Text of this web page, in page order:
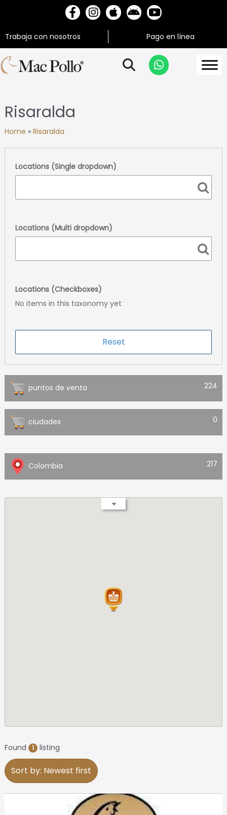
Trabaja con nosotros Pago en línea
Risaralda
Home » Risaralda
Locations (Single dropdown)
Locations (Multi dropdown)
Locations (Checkboxes)
No items in this taxonomy yet
puntos de venta 224
ciudades 0
Colombia 217
Found 1 listing
Sort by: Newest first